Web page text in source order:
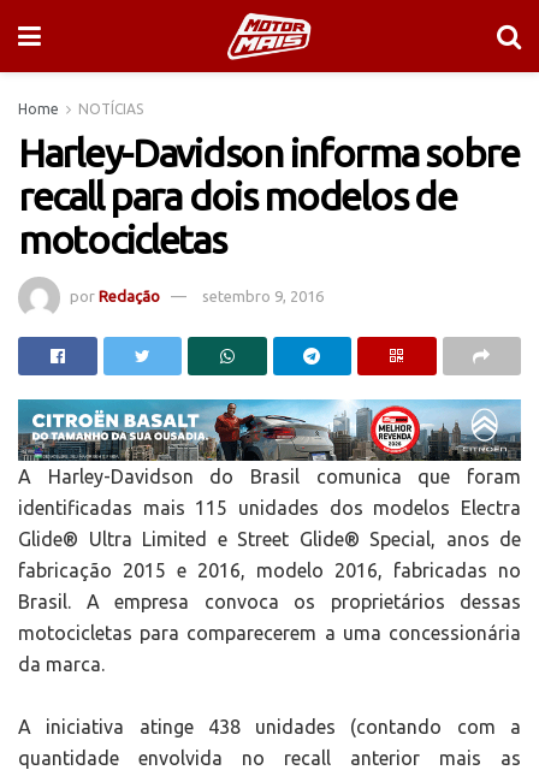
Home NOTÍCIAS
Harley-Davidson informa sobre
recall para dois modelos de
motocicletas
por Redação setembro 9, 2016
A Harley-Davidson do Brasil comunica que foram
identificadas mais 115 unidades dos modelos Electra
Glide® Ultra Limited e Street Glide® Special, anos de
fabricação 2015 e 2016, modelo 2016, fabricadas no
Brasil. A empresa convoca os proprietários dessas
motocicletas para comparecerem a uma concessionária
da marca.
A iniciativa atinge 438 unidades (contando com a
quantidade envolvida no recall anterior mais as